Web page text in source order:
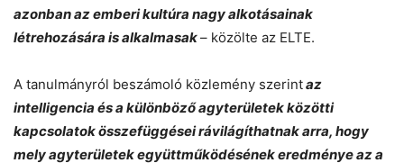
azonban az emberi kultúra nagy alkotásainak
létrehozására is alkalmasak– közölte az ELTE.
A tanulmányról beszámoló közlemény szerintaz
intelligencia és a különböző agyterületek közötti
kapcsolatok összefüggései rávilágíthatnak arra, hogy
mely agyterületek együttműködésének eredménye az a